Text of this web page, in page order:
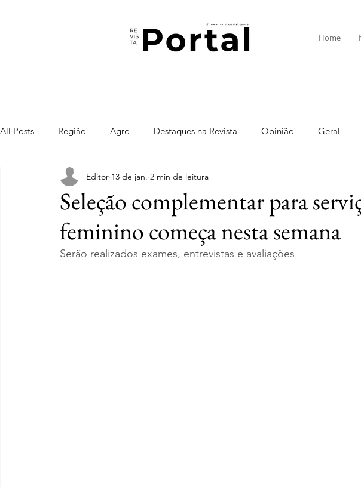
Home
All Posts Região Agro Destaques na Revista Opinião Geral
Seleção complementar para
feminino começa nesta semana
Editor 13 de jan. 2 min de leitura
Serão realizados exames, entrevistas e avaliações